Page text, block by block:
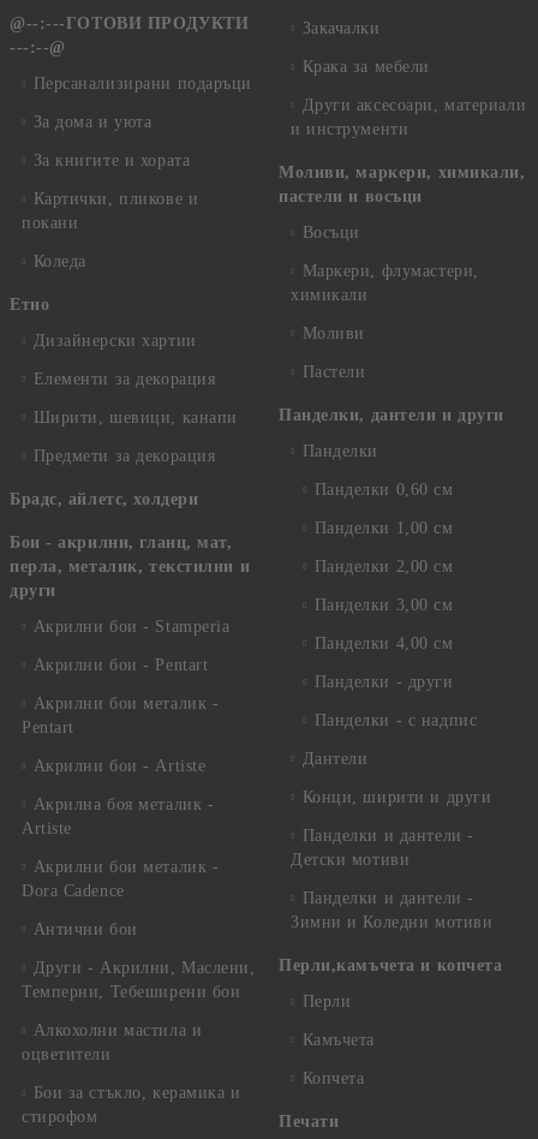
@--:---ГОТОВИ ПРОДУКТИ
---:--@
Персанализирани подаръци
За дома и уюта
За книгите и хората
Картички, пликове и
покани
Коледа
Етно
Дизайнерски хартии
Елементи за декорация
Ширити, шевици, канапи
Предмети за декорация
Брадс, айлетс, холдери
Бои - акрилни, гланц, мат,
перла, металик, текстилни и
други
Акрилни бои - Stamperia
Акрилни бои - Pentart
Акрилни бои металик -
Pentart
Акрилни бои - Artiste
Акрилна боя металик -
Artiste
Акрилни бои металик -
Dora Cadence
Антични бои
Други - Акрилни, Маслени,
Темперни, Тебеширени бои
Алкохолни мастила и
оцветители
Бои за стъкло, керамика и
стирофом
Закачалки
Крака за мебели
Други аксесоари, материали
и инструменти
Моливи, маркери, химикали,
пастели и восъци
Восъци
Маркери, флумастери,
химикали
Моливи
Пастели
Панделки, дантели и други
Панделки
Панделки 0,60 см
Панделки 1,00 см
Панделки 2,00 см
Панделки 3,00 см
Панделки 4,00 см
Панделки - други
Панделки - с надпис
Дантели
Конци, ширити и други
Панделки и дантели -
Детски мотиви
Панделки и дантели -
Зимни и Коледни мотиви
Перли,камъчета и копчета
Перли
Камъчета
Копчета
Печати